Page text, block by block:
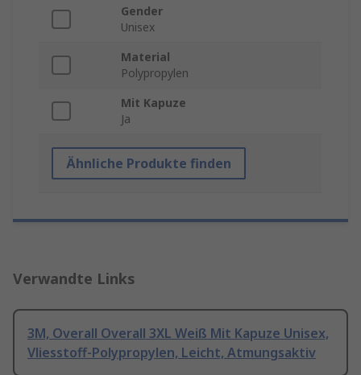
Gender
Unisex
Material
Polypropylen
Mit Kapuze
Ja
Ähnliche Produkte finden
Verwandte Links
3M, Overall Overall 3XL Weiß Mit Kapuze Unisex,
Vliesstoff-Polypropylen, Leicht, Atmungsaktiv